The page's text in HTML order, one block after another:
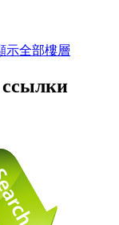
示全部樓層